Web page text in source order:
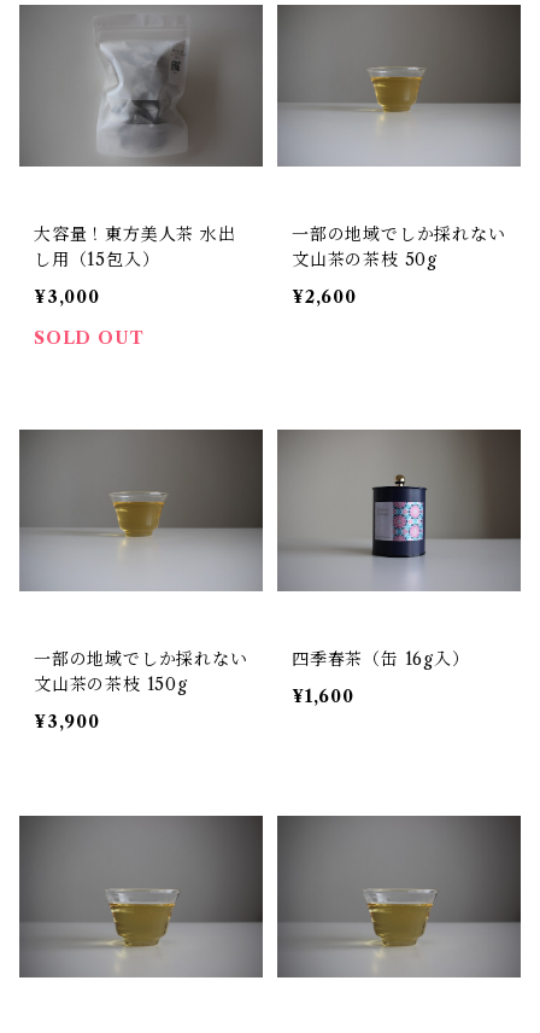
大容量！東方美人茶 水出
し用（15包入）
¥3,000
SOLD OUT
一部の地域でしか採れない
文山茶の茶枝 50g
¥2,600
一部の地域でしか採れない
文山茶の茶枝 150g
¥3,900
四季春茶（缶 16g入）
¥1,600